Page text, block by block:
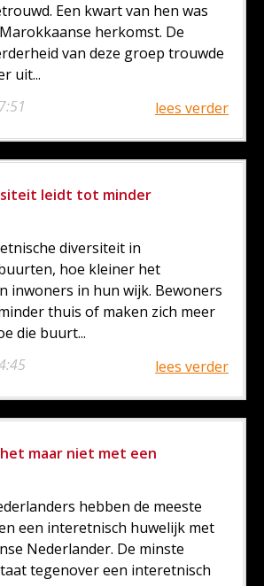
Een kwart van hen was
herkomst. De
van deze groep trouwde
uit...
lees verder
leidt tot minder
diversiteit in
hoe kleiner het
inwoners in hun wijk. Bewoners
thuis of maken zich meer
die buurt...
lees verder
maar niet met een
hebben de meeste
een interetnisch huwelijk met
Nederlander. De minste
tegenover een interetnisch